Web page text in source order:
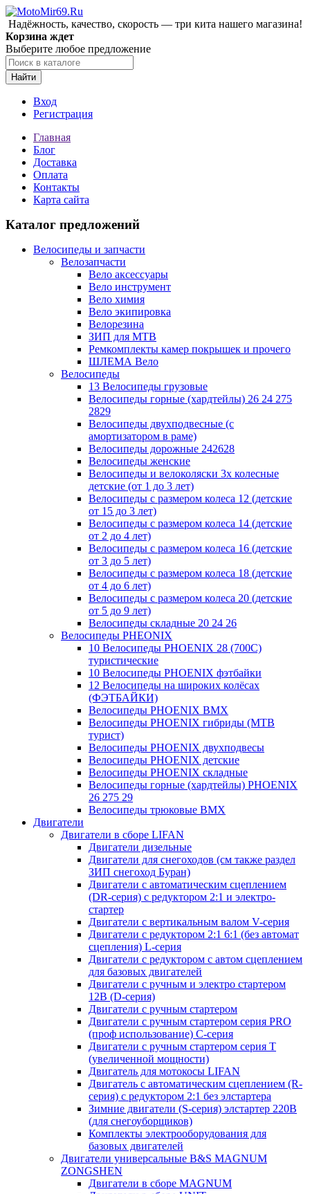
Надёжность, качество, скорость — три кита нашего магазина!
Корзина ждет
Выберите любое предложение
Найти
Вход
Регистрация
Главная
Блог
Доставка
Оплата
Контакты
Карта сайта
Каталог предложений
Велосипеды и запчасти
Велозапчасти
Вело аксессуары
Вело инструмент
Вело химия
Вело экипировка
Велорезина
ЗИП для MTB
Ремкомплекты камер покрышек и прочего
ШЛЕМА Вело
Велосипеды
13 Велосипеды грузовые
Велосипеды горные (хардтейлы) 26 24 275
2829
Велосипеды двухподвесные (с
амортизатором в раме)
Велосипеды дорожные 242628
Велосипеды женские
Велосипеды и велоколяски 3х колесные
детские (от 1 до 3 лет)
Велосипеды с размером колеса 12 (детские
от 15 до 3 лет)
Велосипеды с размером колеса 14 (детские
от 2 до 4 лет)
Велосипеды с размером колеса 16 (детские
от 3 до 5 лет)
Велосипеды с размером колеса 18 (детские
от 4 до 6 лет)
Велосипеды с размером колеса 20 (детские
от 5 до 9 лет)
Велосипеды складные 20 24 26
Велосипеды PHEONIX
10 Велосипеды PHOENIX 28 (700С)
туристические
10 Велосипеды PHOENIX фэтбайки
12 Велосипеды на широких колёсах
(ФЭТБАЙКИ)
Велосипеды PHOENIX BMX
Велосипеды PHOENIX гибриды (MTB
турист)
Велосипеды PHOENIX двухподвесы
Велосипеды PHOENIX детские
Велосипеды PHOENIX складные
Велосипеды горные (хардтейлы) PHOENIX
26 275 29
Велосипеды трюковые BMX
Двигатели
Двигатели в сборе LIFAN
Двигатели дизельные
Двигатели для снегоходов (см также раздел
ЗИП снегоход Буран)
Двигатели с автоматическим сцеплением
(DR-серия) с редуктором 2:1 и электро-
стартер
Двигатели с вертикальным валом V-серия
Двигатели с редуктором 2:1 6:1 (без автомат
сцепления) L-серия
Двигатели с редуктором с автом сцеплением
для базовых двигателей
Двигатели с ручным и электро стартером
12В (D-серия)
Двигатели с ручным стартером
Двигатели с ручным стартером серия PRO
(проф использование) C-серия
Двигатели с ручным стартером серия Т
(увеличенной мощности)
Двигатель для мотокосы LIFAN
Двигатель с автоматическим сцеплением (R-
серия) с редуктором 2:1 без элстартера
Зимние двигатели (S-серия) элстартер 220В
(для снегоуборщиков)
Комплекты электрооборудования для
базовых двигателей
Двигатели универсальные B&S MAGNUM
ZONGSHEN
Двигатели в сборе MAGNUM